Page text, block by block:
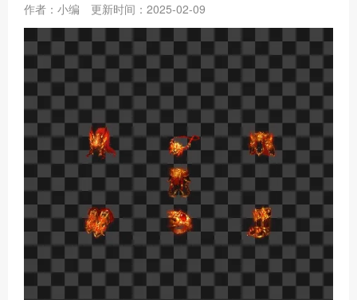
作者：小编 更新时间：2025-02-09